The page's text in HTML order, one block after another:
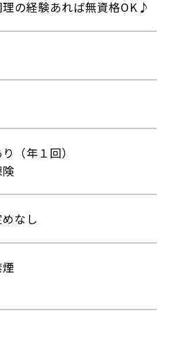
の経験あれば無資格OK♪
（年１回）
なし